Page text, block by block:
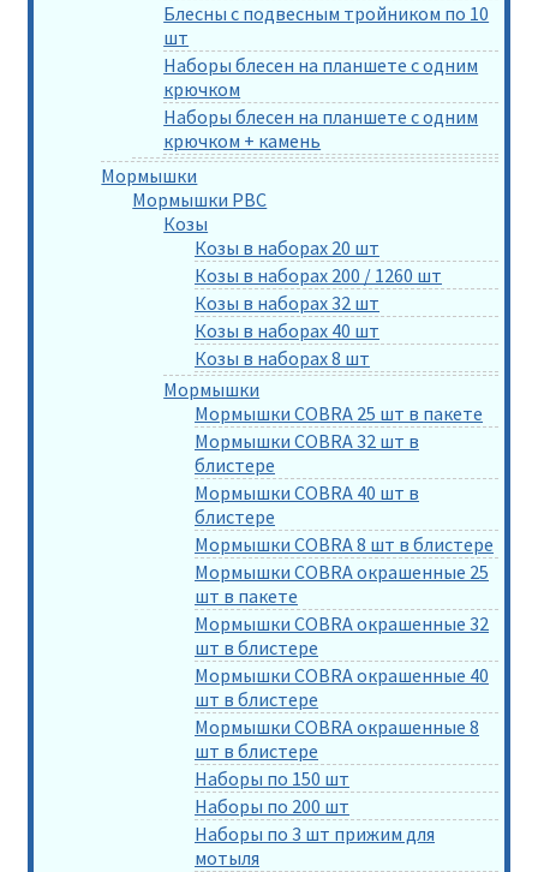
Блесны с подвесным тройником по 10
шт
Наборы блесен на планшете с одним
крючком
Наборы блесен на планшете с одним
крючком + камень
Мормышки
Мормышки РВС
Козы
Козы в наборах 20 шт
Козы в наборах 200 / 1260 шт
Козы в наборах 32 шт
Козы в наборах 40 шт
Козы в наборах 8 шт
Мормышки
Мормышки COBRA 25 шт в пакете
Мормышки COBRA 32 шт в
блистере
Мормышки COBRA 40 шт в
блистере
Мормышки COBRA 8 шт в блистере
Мормышки COBRA окрашенные 25
шт в пакете
Мормышки COBRA окрашенные 32
шт в блистере
Мормышки COBRA окрашенные 40
шт в блистере
Мормышки COBRA окрашенные 8
шт в блистере
Наборы по 150 шт
Наборы по 200 шт
Наборы по 3 шт прижим для
мотыля